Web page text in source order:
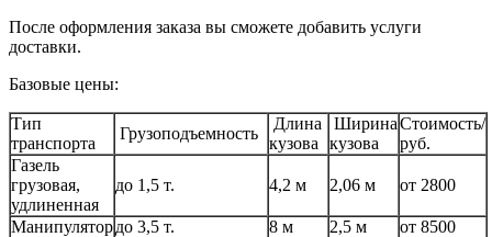
После оформления заказа вы сможете добавить услуги
доставки.
Базовые цены:
Тип
транспорта
Грузоподъемность
Длина
кузова
Ширина
кузова
Стоимость/
руб.
Газель
грузовая,
удлиненная
до 1,5 т. 4,2 м 2,06 м от 2800
Манипулятордо 3,5 т. 8 м 2,5 м
от 8500